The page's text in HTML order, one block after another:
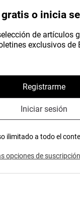
gratis o inicia
de artículos
exclusivos de
Registrarme
Iniciar sesión
ilimitado a todo el
opciones de